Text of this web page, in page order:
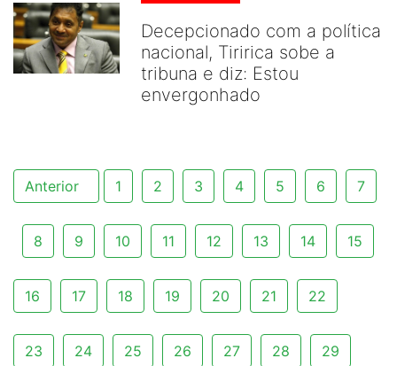
Decepcionado com a política
nacional, Tiririca sobe a
tribuna e diz: Estou
envergonhado
Anterior 1 2 3 4 5 6 7
8 9 10 11 12 13 14 15
16 17 18 19 20 21 22
23 24 25 26 27 28 29